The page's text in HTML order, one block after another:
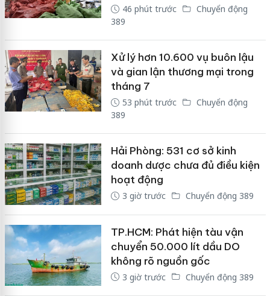
46 phút trước
Chuyển động
389
Xử lý hơn 10.600 vụ buôn lậu
và gian lận thương mại trong
tháng 7
53 phút trước
Chuyển động
389
Hải Phòng: 531 cơ sở kinh
doanh dược chưa đủ điều kiện
hoạt động
3 giờ trước Chuyển động 389
TP.HCM: Phát hiện tàu vận
chuyển 50.000 lít dầu DO
không rõ nguồn gốc
3 giờ trước Chuyển động 389